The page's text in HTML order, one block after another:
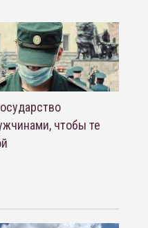
чтобы те